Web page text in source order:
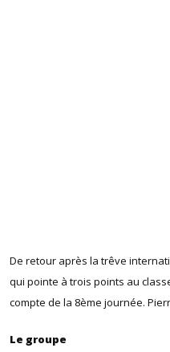
De retour après la trêve
qui pointe à trois points au
compte de la 8ème journée.
Le groupe